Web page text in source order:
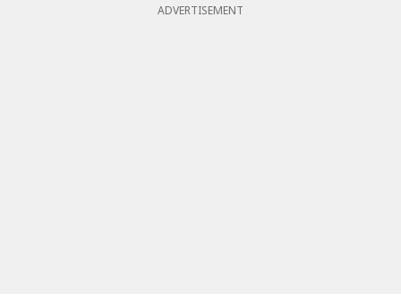
ADVERTISEMENT